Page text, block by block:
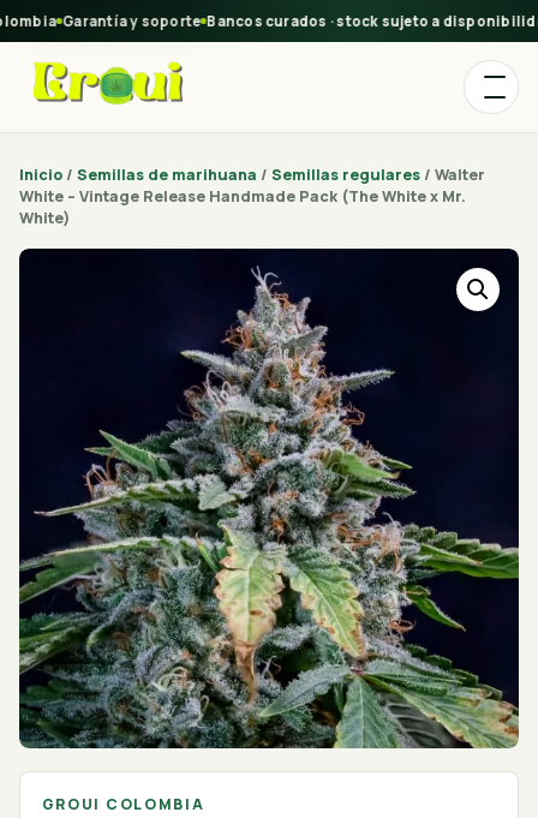
Garantía y soporte Bancos curados · stock sujeto a
Inicio / Semillas de marihuana / Semillas regulares / Walter
White – Vintage Release Handmade Pack (The White x Mr.
White)
GROUI COLOMBIA